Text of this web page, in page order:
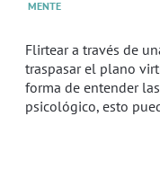
MENTE
Flirtear a través de
traspasar el plano
forma de entender
psicológico, esto